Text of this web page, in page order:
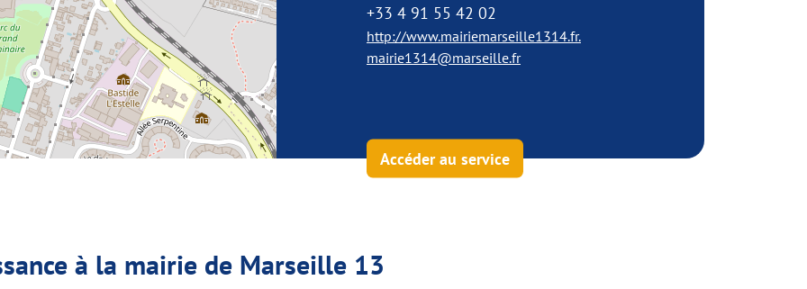
+33 4 91 55 42 02
http://www.mairiemarseille1314.fr.
mairie1314@marseille.fr
Accéder au service
à la mairie de Marseille 13